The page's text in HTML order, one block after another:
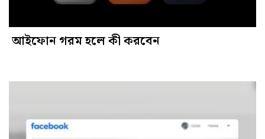
আইফোন গরম হলে কী করবেন